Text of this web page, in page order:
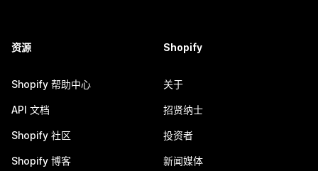
资源
Shopify 帮助中心
API 文档
Shopify 社区
Shopify 博客
Shopify
关于
招贤纳士
投资者
新闻媒体